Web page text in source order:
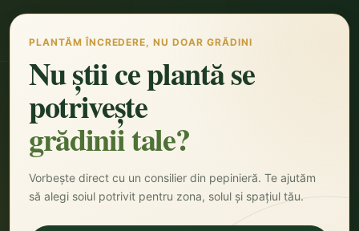
PLANTĂM ÎNCREDERE, NU DOAR GRĂDINI
Nu știi ce plantă se
potrivește
grădinii tale?
Vorbește direct cu un consilier din pepinieră. Te ajutăm
să alegi soiul potrivit pentru zona, solul și spațiul tău.